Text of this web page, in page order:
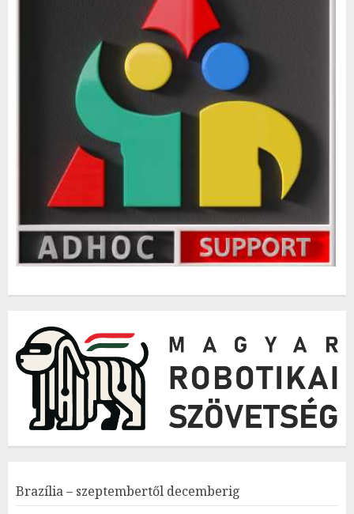
Brazília – szeptembertől decemberig